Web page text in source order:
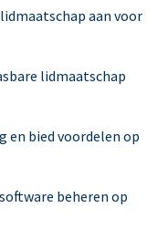
aan voor
lidmaatschap
en bied voordelen op
beheren op